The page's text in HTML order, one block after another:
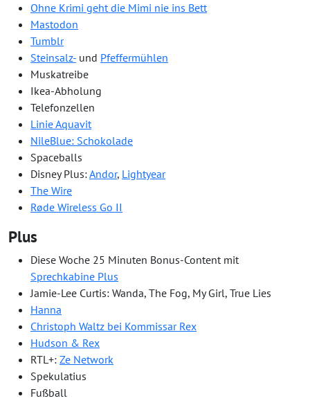
Ohne Krimi geht die Mimi nie ins Bett
Mastodon
Tumblr
Steinsalz- und Pfeffermühlen
Muskatreibe
Ikea-Abholung
Telefonzellen
Linie Aquavit
NileBlue: Schokolade
Spaceballs
Disney Plus:Andor, Lightyear
The Wire
Røde Wireless Go II
Plus
Diese Woche 25 Minuten Bonus-Content mit
Sprechkabine Plus
Jamie-Lee Curtis: Wanda, The Fog, My Girl, True Lies
Hanna
Christoph Waltz bei Kommissar Rex
Hudson & Rex
RTL+: Ze Network
Spekulatius
Fußball